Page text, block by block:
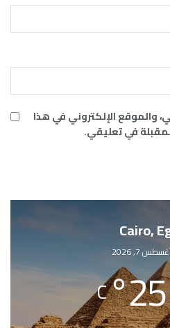
والموقع الإلكتروني في هذا
في تعليقي.
Cairo,
7, 2026
25
°
C